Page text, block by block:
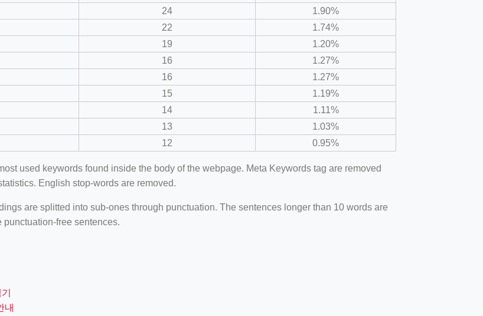
24
1.90%
22
1.74%
19
1.20%
16
1.27%
16
1.27%
15
1.19%
14
1.11%
13
1.03%
12 0.95%
used keywords found inside the body of the webpage. Meta Keywords tag are removed
English stop-words are removed.
are splitted into sub-ones through punctuation. The sentences longer than 10 words are
punctuation-free sentences.
내